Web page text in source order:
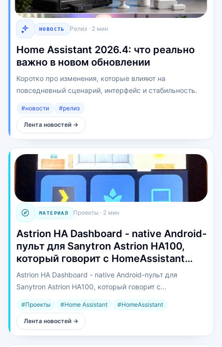
НОВОСТЬ Релиз· 2 мин
Home Assistant 2026.4: что реально
важно в новом обновлении
Коротко про изменения, которые влияют на
повседневный сценарий, интерфейс и стабильность.
#новости #релиз
Лента новостей →
МАТЕРИАЛ Проекты · 2 мин
Astrion HA Dashboard - native Android-
пульт для Sanytron Astrion HA100,
который говорит с HomeAssistant…
Astrion HA Dashboard - native Android-пульт для
Sanytron Astrion HA100, который говорит с
#Проекты #Home Assistant #HomeAssistant
Лента новостей →